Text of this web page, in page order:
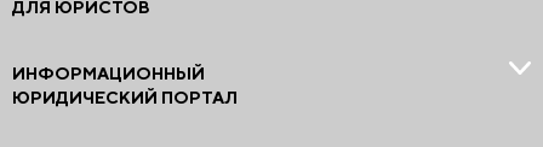
ДЛЯ ЮРИСТОВ
ИНФОРМАЦИОННЫЙ
ЮРИДИЧЕСКИЙ ПОРТАЛ